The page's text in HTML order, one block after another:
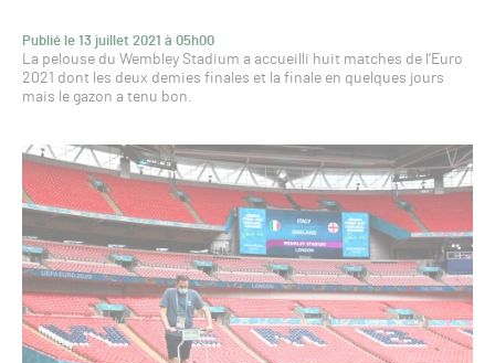
Publié le 13 juillet 2021 à 05h00
La pelouse du Wembley Stadium a accueilli huit matches de l’Euro
2021 dont les deux demies finales et la finale en quelques jours
mais le gazon a tenu bon.